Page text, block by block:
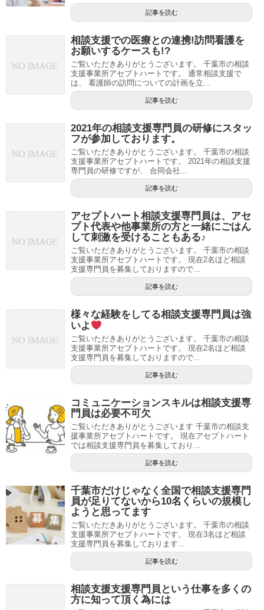
記事を読む
相談支援での医療との連携!訪問看護を
お願いするケースも!?
ご覧いただきありがとうございます。 千葉市の相談
支援事業所アセプトハートです。 通常相談支援で
は、 看護師の訪問についての計画を立...
記事を読む
2021年の相談支援専門員の研修にスタッ
フが参加しております。
ご覧いただきありがとうございます。 千葉市の相談
支援事業所アセプトハートです。 2021年の相談支援
専門員の研修ですが、 合同会社...
記事を読む
アセプトハート相談支援専門員は、アセ
プト代表や他事業所の方と一緒にごはん
して刺激を受けることもある♪
ご覧いただきありがとうございます。 千葉市の相談
支援事業所アセプトハートです。 現在2名ほど相談
支援専門員を募集しておりますので...
記事を読む
様々な経験をしてる相談支援専門員は強
いよ
ご覧いただきありがとうございます。 千葉市の相談
支援事業所アセプトハートです。 現在2名ほど相談
支援専門員を募集しておりますので...
記事を読む
コミュニケーションスキルは相談支援専
門員は必要不可欠
ご覧いただきありがとうございます 千葉市の相談支
援事業所アセプトハートです。 現在アセプトハート
では相談支援専門員を募集しており...
記事を読む
千葉市だけじゃなく全国で相談支援専門
員が足りてないから10名くらいの規模し
ようと思ってます
ご覧いただきありがとうございます。 千葉市の相談
支援事業所アセプトハートです。 現在3名ほど相談
支援専門員を募集しております...
記事を読む
相談支援支援専門員という仕事を多くの
方に知って頂く為には